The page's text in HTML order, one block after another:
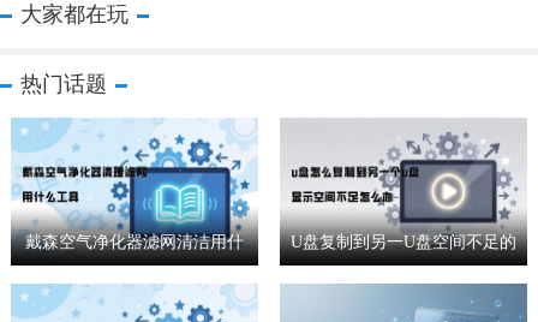
大家都在玩
热门话题
戴森空气净化器滤网清洁用什
么工具
U盘复制到另一U盘空间不足的
解决方法